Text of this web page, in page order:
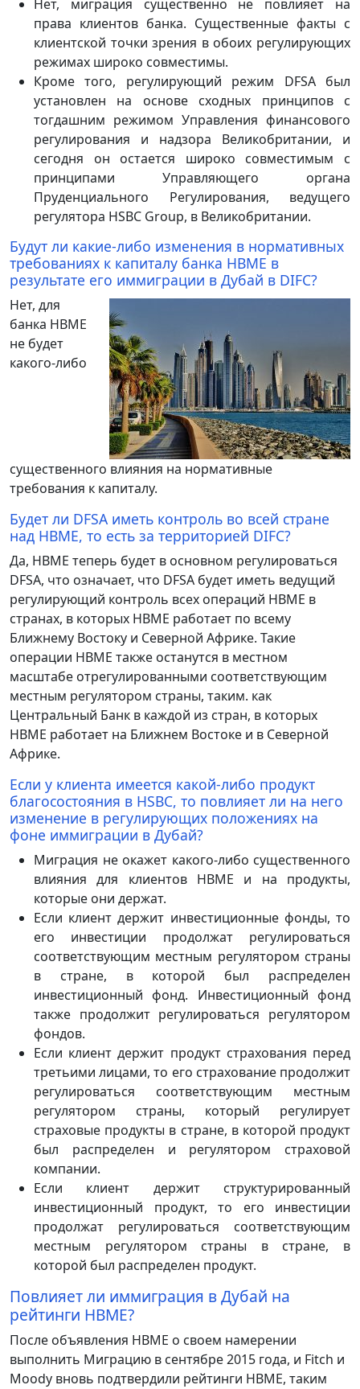
Нет, миграция существенно не повлияет на
права клиентов банка. Существенные факты с
клиентской точки зрения в обоих регулирующих
режимах широко совместимы.
Кроме того, регулирующий режим DFSA был
установлен на основе сходных принципов с
тогдашним режимом Управления финансового
регулирования и надзора Великобритании, и
сегодня он остается широко совместимым с
принципами Управляющего органа
Пруденциального Регулирования, ведущего
регулятора HSBC Group, в Великобритании.
Будут ли какие-либо изменения в нормативных
требованиях к капиталу банка HBME в
результате его иммиграции в Дубай в DIFC?
Нет, для
банка HBME
не будет
какого-либо
существенного влияния на нормативные
требования к капиталу.
Будет ли DFSA иметь контроль во всей стране
над HBME, то есть за территорией DIFC?
Да, HBME теперь будет в основном регулироваться
DFSA, что означает, что DFSA будет иметь ведущий
регулирующий контроль всех операций HBME в
странах, в которых HBME работает по всему
Ближнему Востоку и Северной Африке. Такие
операции HBME также останутся в местном
масштабе отрегулированными соответствующим
местным регулятором страны, таким. как
Центральный Банк в каждой из стран, в которых
HBME работает на Ближнем Востоке и в Северной
Африке.
Если у клиента имеется какой-либо продукт
благосостояния в HSBC, то повлияет ли на него
изменение в регулирующих положениях на
фоне иммиграции в Дубай?
Миграция не окажет какого-либо существенного
влияния для клиентов HBME и на продукты,
которые они держат.
Если клиент держит инвестиционные фонды, то
его инвестиции продолжат регулироваться
соответствующим местным регулятором страны
в стране, в которой был распределен
инвестиционный фонд. Инвестиционный фонд
также продолжит регулироваться регулятором
фондов.
Если клиент держит продукт страхования перед
третьими лицами, то его страхование продолжит
регулироваться соответствующим местным
регулятором страны, который регулирует
страховые продукты в стране, в которой продукт
был распределен и регулятором страховой
компании.
Если клиент держит структурированный
инвестиционный продукт, то его инвестиции
продолжат регулироваться соответствующим
местным регулятором страны в стране, в
которой был распределен продукт.
Повлияет ли иммиграция в Дубай на
рейтинги HBME?
После объявления HBME о своем намерении
выполнить Миграцию в сентябре 2015 года, и Fitch и
Moody вновь подтвердили рейтинги HBME, таким